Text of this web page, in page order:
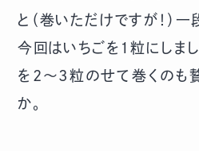
と（巻いただけですが！）一
今回はいちごを1粒にしま
を2〜3粒のせて巻くのも
か。